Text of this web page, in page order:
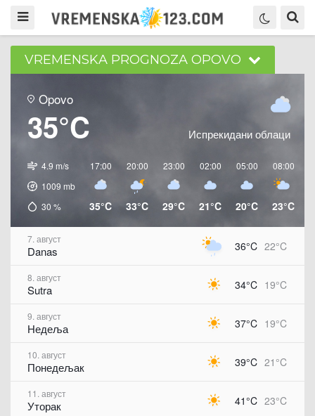
VREMENSKA PROGNOZA OPOVO
Opovo
35°C Испрекидани облаци
4.9 m/s
1009 mb
30 %
17:00
35°C
20:00
33°C
23:00
29°C
02:00
21°C
05:00
20°C
08:00
23°C
7. август
Danas 36°C 22°C
8. август
Sutra 34°C 19°C
9. август
Недеља 37°C 19°C
10. август
Понедељак 39°C 21°C
11. август
Уторак 41°C 23°C